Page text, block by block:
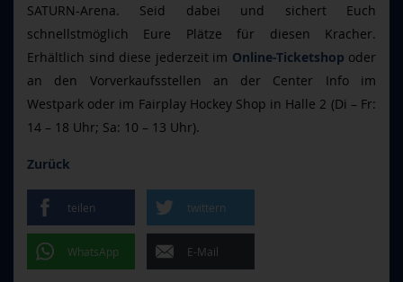
SATURN-Arena. Seid dabei und sichert Euch
schnellstmöglich Eure Plätze für diesen Kracher.
Erhältlich sind diese jederzeit im Online-Ticketshop oder
an den Vorverkaufsstellen an der Center Info im
Westpark oder im Fairplay Hockey Shop in Halle 2 (Di – Fr:
14 – 18 Uhr; Sa: 10 – 13 Uhr).
Zurück
teilen twittern
WhatsApp E-Mail